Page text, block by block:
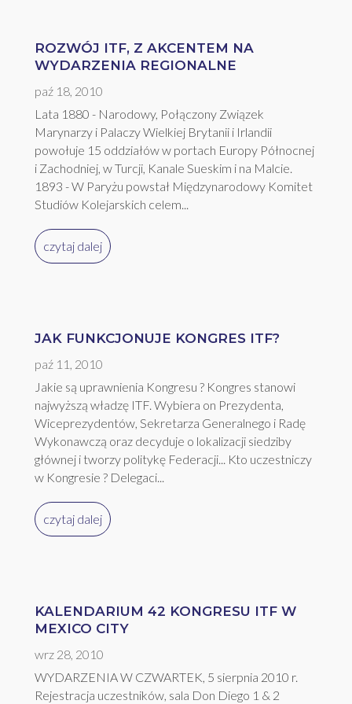
ROZWÓJ ITF, Z AKCENTEM NA
WYDARZENIA REGIONALNE
paź 18, 2010
Lata 1880 - Narodowy, Połączony Związek
Marynarzy i Palaczy Wielkiej Brytanii i Irlandii
powołuje 15 oddziałów w portach Europy Północnej
i Zachodniej, w Turcji, Kanale Sueskim i na Malcie.
1893 - W Paryżu powstał Międzynarodowy Komitet
Studiów Kolejarskich celem...
czytaj dalej
JAK FUNKCJONUJE KONGRES ITF?
paź 11, 2010
Jakie są uprawnienia Kongresu ? Kongres stanowi
najwyższą władzę ITF. Wybiera on Prezydenta,
Wiceprezydentów, Sekretarza Generalnego i Radę
Wykonawczą oraz decyduje o lokalizacji siedziby
głównej i tworzy politykę Federacji... Kto uczestniczy
w Kongresie ? Delegaci...
czytaj dalej
KALENDARIUM 42 KONGRESU ITF W
MEXICO CITY
wrz 28, 2010
WYDARZENIA W CZWARTEK, 5 sierpnia 2010 r.
Rejestracja uczestników, sala Don Diego 1 & 2